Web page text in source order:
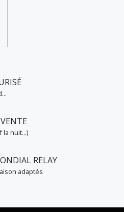
la nuit...)
RELAY
adaptés